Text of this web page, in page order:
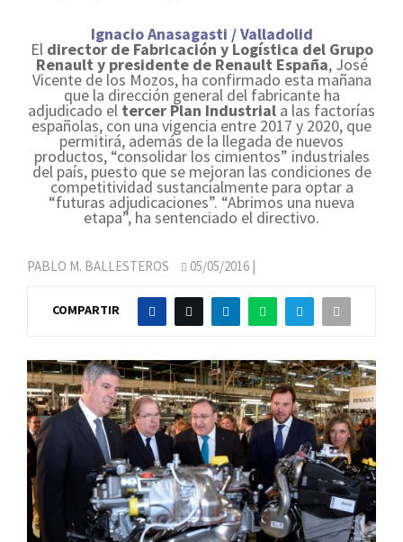
Ignacio Anasagasti / Valladolid
El director de Fabricación y Logística del Grupo
Renault y presidente de Renault España, José
Vicente de los Mozos, ha confirmado esta mañana
que la dirección general del fabricante ha
adjudicado el tercer Plan Industrial a las factorías
españolas, con una vigencia entre 2017 y 2020, que
permitirá, además de la llegada de nuevos
productos, “consolidar los cimientos” industriales
del país, puesto que se mejoran las condiciones de
competitividad sustancialmente para optar a
“futuras adjudicaciones”. “Abrimos una nueva
etapa”, ha sentenciado el directivo.
PABLO M. BALLESTEROS 05/05/2016 |
COMPARTIR